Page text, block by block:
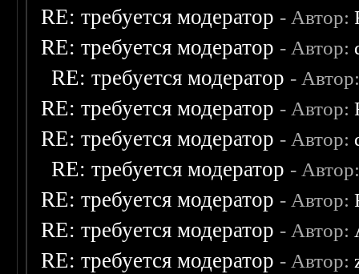
RE: требуется модератор - Автор:
RE: требуется модератор - Автор:
RE: требуется модератор -
RE: требуется модератор - Автор:
RE: требуется модератор - Автор:
RE: требуется модератор -
RE: требуется модератор - Автор:
RE: требуется модератор - Автор:
RE: требуется модератор - Автор: